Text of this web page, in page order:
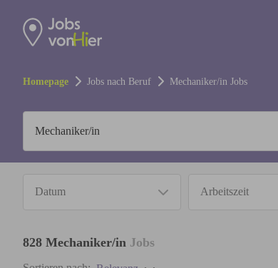
Homepage Jobs nach Beruf Mechaniker/in Jobs
Datum Arbeitszeit
828 Mechaniker/in Jobs